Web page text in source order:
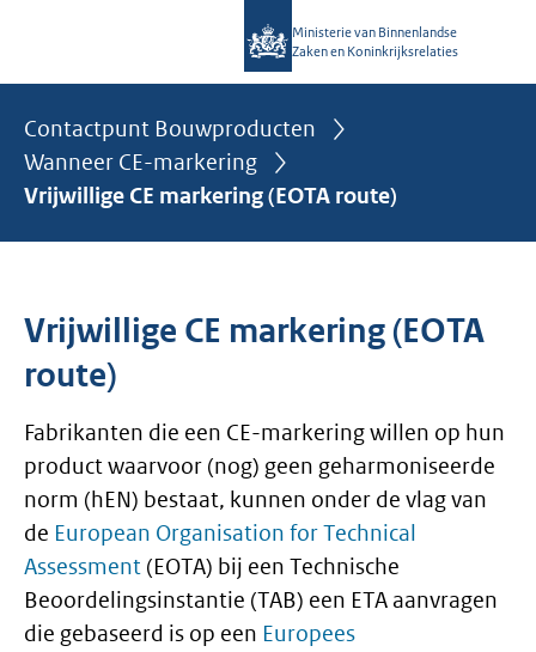
Ministerie van Binnenlandse
Zaken en Koninkrijksrelaties
U bevindt zich hier:
Contactpunt Bouwproducten
Wanneer CE-markering
Vrijwillige CE markering (EOTA route)
Vrijwillige CE markering (EOTA
route)
Fabrikanten die een CE-markering willen op hun
product waarvoor (nog) geen geharmoniseerde
norm (hEN) bestaat, kunnen onder de vlag van
de European Organisation for Technical
Assessment (EOTA) bij een Technische
Beoordelingsinstantie (TAB) een ETA aanvragen
die gebaseerd is op een Europees